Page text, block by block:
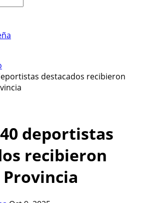
destacados recibieron
deportistas
recibieron
Provincia